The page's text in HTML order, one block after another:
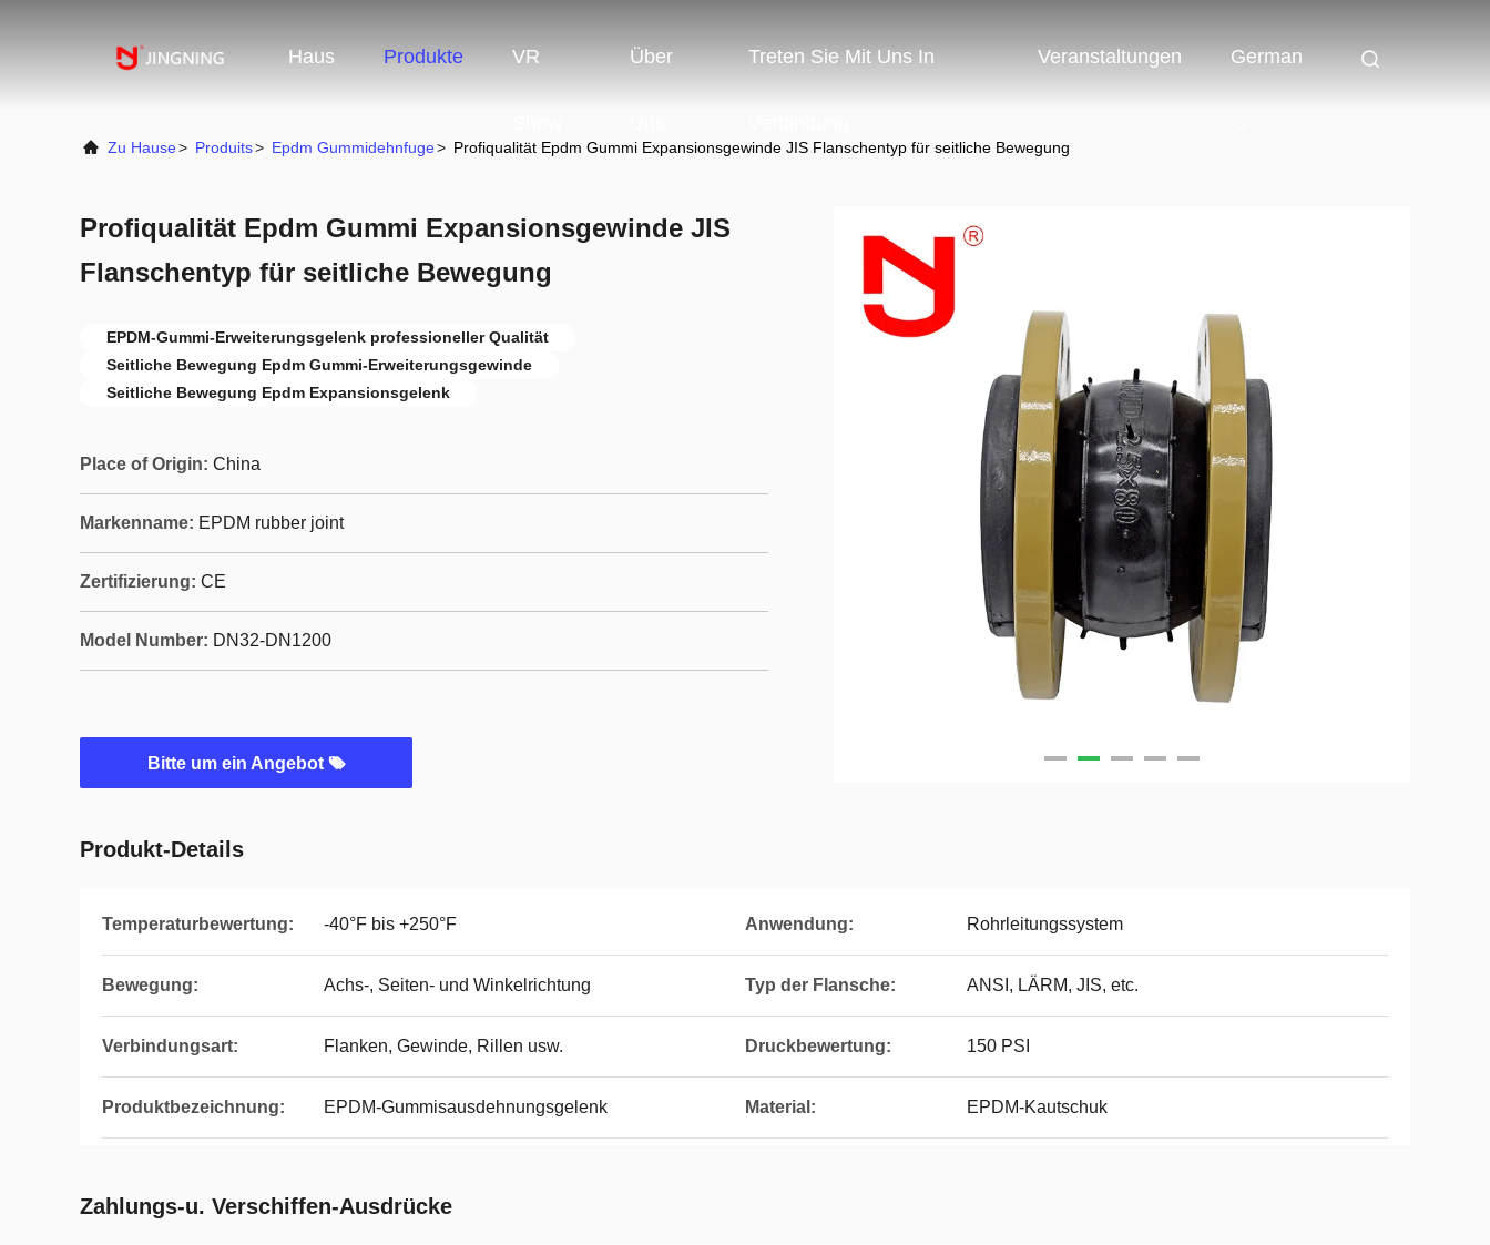
Haus Produkte VR Über Treten Sie Mit Uns In Veranstaltungen German
Zu Hause> Produits> Epdm Gummidehnfuge> Profiqualität Epdm Gummi Expansionsgewinde JIS Flanschentyp für seitliche Bewegung
Profiqualität Epdm Gummi Expansionsgewinde JIS
Flanschentyp für seitliche Bewegung
EPDM-Gummi-Erweiterungsgelenk professioneller Qualität
Seitliche Bewegung Epdm Gummi-Erweiterungsgewinde
Seitliche Bewegung Epdm Expansionsgelenk
Place of Origin: China
Markenname: EPDM rubber joint
Zertifizierung: CE
Model Number: DN32-DN1200
Bitte um ein Angebot
Produkt-Details
Temperaturbewertung: -40°F bis +250°F Anwendung: Rohrleitungssystem
Bewegung: Achs-, Seiten- und Winkelrichtung Typ der Flansche: ANSI, LÄRM, JIS, etc.
Verbindungsart: Flanken, Gewinde, Rillen usw. Druckbewertung: 150 PSI
Produktbezeichnung: EPDM-Gummisausdehnungsgelenk Material: EPDM-Kautschuk
Zahlungs-u. Verschiffen-Ausdrücke